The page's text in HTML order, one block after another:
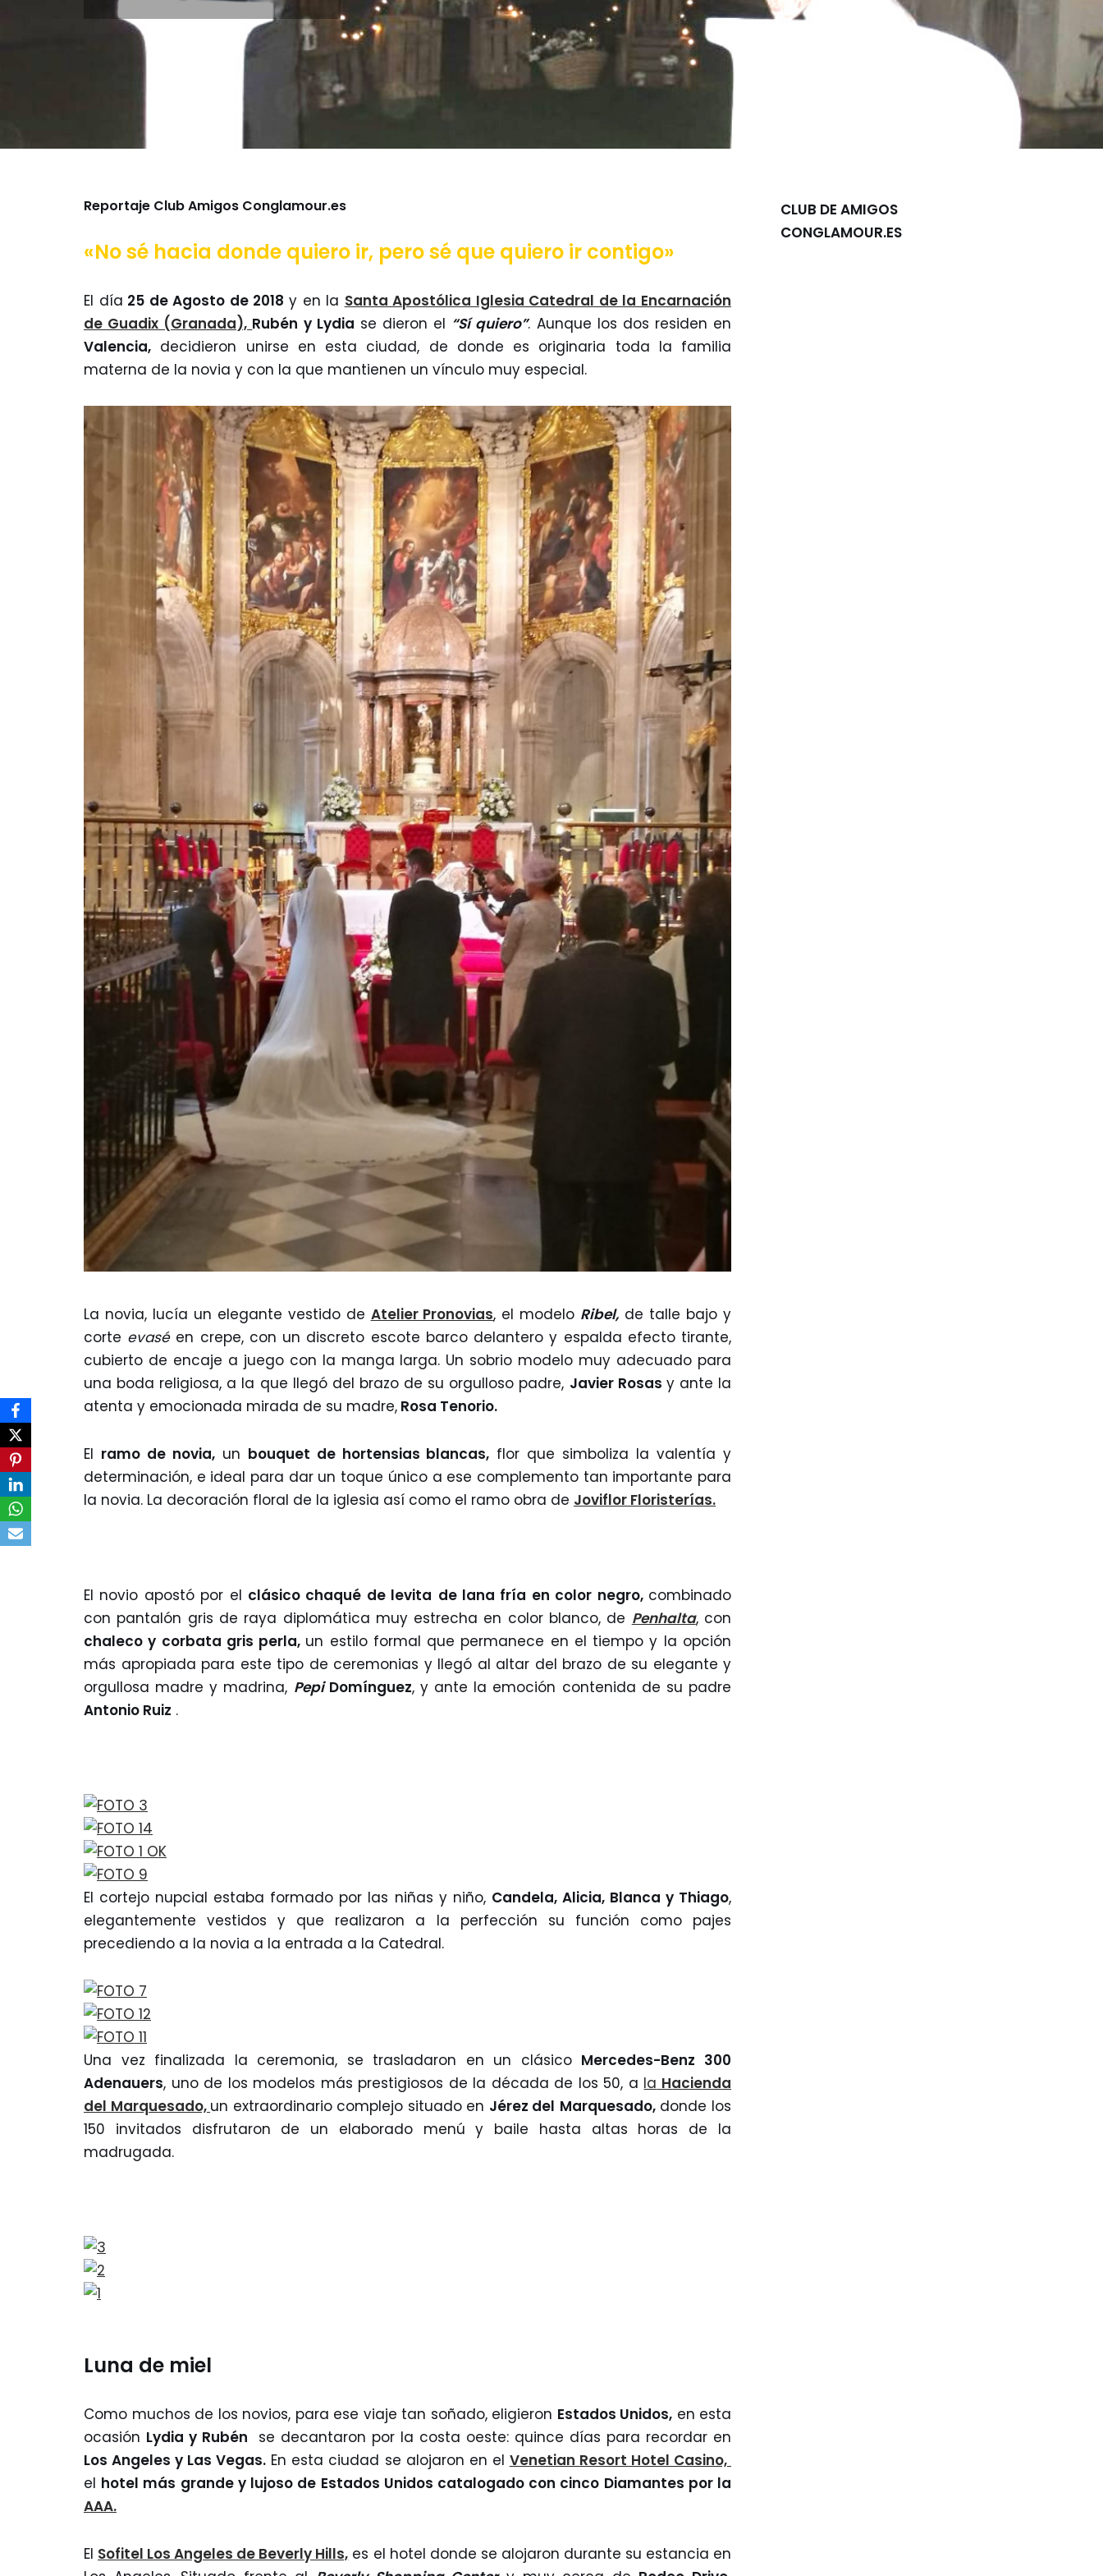
Reportaje Club Amigos Conglamour.es
«No sé hacia donde quiero ir, pero sé que quiero ir contigo»
El día 25 de Agosto de 2018 y en la Santa Apostólica Iglesia Catedral de la Encarnación
de Guadix (Granada), Rubén y Lydia se dieron el “Sí quiero”. Aunque los dos residen en
Valencia, decidieron unirse en esta ciudad, de donde es originaria toda la familia
materna de la novia y con la que mantienen un vínculo muy especial.
La novia, lucía un elegante vestido de Atelier Pronovias, el modelo Ribel,de talle bajo y
corte evaséen crepe, con un discreto escote barco delantero y espalda efecto tirante,
cubierto de encaje a juego con la manga larga. Un sobrio modelo muy adecuado para
una boda religiosa, a la que llegó del brazo de su orgulloso padre, Javier Rosas y ante la
atenta y emocionada mirada de su madre, Rosa Tenorio.
El ramo de novia,un bouquet de hortensias blancas, flor que simboliza la valentía y
determinación, e ideal para dar un toque único a ese complemento tan importante para
la novia. La decoración floral de la iglesia así como el ramo obra de Joviflor Floristerías.
El novio apostó por el clásico chaqué de levita de lana fría en color negro, combinado
con pantalón gris de raya diplomática muy estrecha en color blanco, de Penhalta, con
chaleco y corbata gris perla, un estilo formal que permanece en el tiempo y la opción
más apropiada para este tipo de ceremonias y llegó al altar del brazo de su elegante y
orgullosa madre y madrina, PepiDomínguez, y ante la emoción contenida de su padre
Antonio Ruiz .
El cortejo nupcial estaba formado por las niñas y niño, Candela, Alicia, Blanca y Thiago,
elegantemente vestidos y que realizaron a la perfección su función como pajes
precediendo a la novia a la entrada a la Catedral.
Una vez finalizada la ceremonia, se trasladaron en un clásico Mercedes-Benz 300
Adenauers, uno de los modelos más prestigiosos de la década de los 50, a la Hacienda
del Marquesado, un extraordinario complejo situado en Jérez del Marquesado,donde los
150 invitados disfrutaron de un elaborado menú y baile hasta altas horas de la
madrugada.
Luna de miel
Como muchos de los novios, para ese viaje tan soñado, eligieron Estados Unidos, en esta
ocasión Lydia y Rubén
se decantaron por la costa oeste: quince días para recordar en
Los Angeles y Las Vegas. En esta ciudad se alojaron en el Venetian Resort Hotel Casino,
el hotel más grande y lujoso de Estados Unidos catalogado con cinco Diamantes por la
AAA.
El Sofitel Los Angeles de Beverly Hills, es el hotel donde se alojaron durante su estancia en
CLUB DE AMIGOS
CONGLAMOUR.ES